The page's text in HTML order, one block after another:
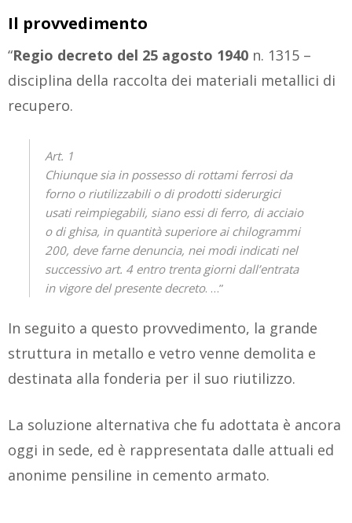
Il provvedimento
“Regio decreto del 25 agosto 1940 n. 1315 –
disciplina della raccolta dei materiali metallici di
recupero.
Art. 1
Chiunque sia in possesso di rottami ferrosi da
forno o riutilizzabili o di prodotti siderurgici
usati reimpiegabili, siano essi di ferro, di acciaio
o di ghisa, in quantità superiore ai chilogrammi
200, deve farne denuncia, nei modi indicati nel
successivo art. 4 entro trenta giorni dall’entrata
in vigore del presente decreto. …”
In seguito a questo provvedimento, la grande
struttura in metallo e vetro venne demolita e
destinata alla fonderia per il suo riutilizzo.
La soluzione alternativa che fu adottata è ancora
oggi in sede, ed è rappresentata dalle attuali ed
anonime pensiline in cemento armato.